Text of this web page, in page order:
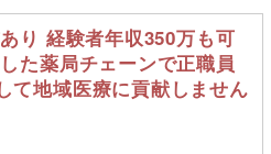
り 経験者年収350万も可
た薬局チェーンで正職員
て地域医療に貢献しません